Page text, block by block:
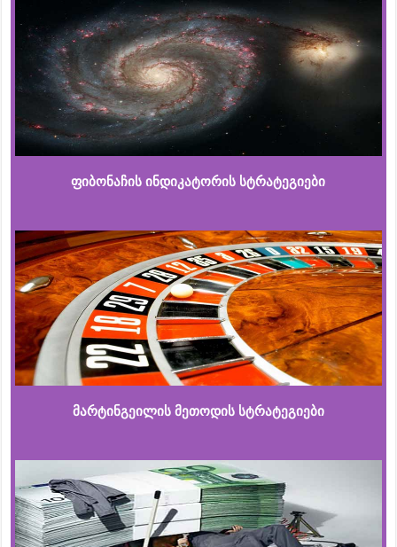
ფიბონაჩის ინდიკატორის სტრატეგიები
მარტინგეილის მეთოდის სტრატეგიები